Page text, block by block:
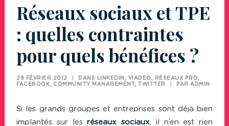
Réseaux sociaux et TPE
: quelles contraintes
pour quels bénéfices ?
28 FÉVRIER 2012 DANS LINKEDIN, VIADEO, RÉSEAUX PRO,
FACEBOOK, COMMUNITY MANAGEMENT, TWITTER PAR ADMIN
Si les grands groupes et entreprises sont déjà bien
implantés sur lesréseaux sociaux, il n’en est rien